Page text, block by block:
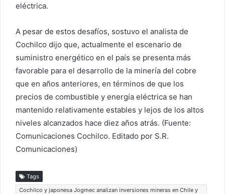
eléctrica.
A pesar de estos desafíos, sostuvo el analista de
Cochilco dijo que, actualmente el escenario de
suministro energético en el país se presenta más
favorable para el desarrollo de la minería del cobre
que en años anteriores, en términos de que los
precios de combustible y energía eléctrica se han
mantenido relativamente estables y lejos de los altos
niveles alcanzados hace diez años atrás. (Fuente:
Comunicaciones Cochilco. Editado por S.R.
Comunicaciones)
Tags
Cochilco y japonesa Jogmec analizan inversiones mineras en Chile y